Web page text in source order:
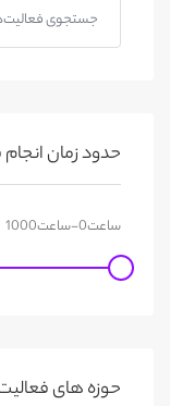
حدود زمان انجام
حوزه های